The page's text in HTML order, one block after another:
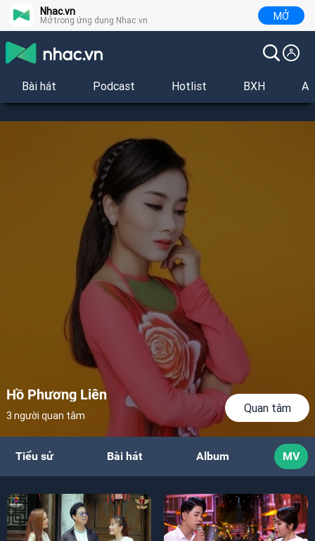
Nhac.vn
Mở trong ứng dụng Nhac.vn MỞ
Bài hát Podcast Hotlist BXH
Hồ Phương Liên
3 người quan tâm
Quan tâm
Tiểu sử Bài hát Album MV